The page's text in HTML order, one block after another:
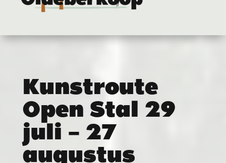
Kunstroute
Open Stal 29
juli – 27
augustus